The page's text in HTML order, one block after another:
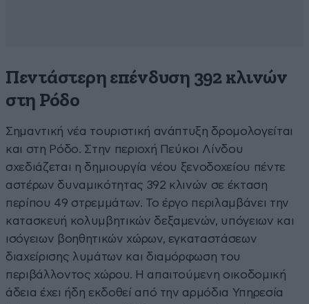
Πεντάστερη επένδυση 392 κλινών
στη Ρόδο
Σημαντική νέα τουριστική ανάπτυξη δρομολογείται
και στη Ρόδο. Στην περιοχή Πεύκοι Λίνδου
σχεδιάζεται η δημιουργία νέου ξενοδοχείου πέντε
αστέρων δυναμικότητας 392 κλινών σε έκταση
περίπου 49 στρεμμάτων. Το έργο περιλαμβάνει την
κατασκευή κολυμβητικών δεξαμενών, υπόγειων και
ισόγειων βοηθητικών χώρων, εγκαταστάσεων
διαχείρισης λυμάτων και διαμόρφωση του
περιβάλλοντος χώρου. Η απαιτούμενη οικοδομική
άδεια έχει ήδη εκδοθεί από την αρμόδια Υπηρεσία